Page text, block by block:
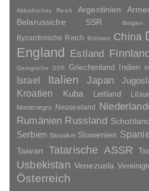
Akkadisches Reich Argentinien
Belarussiche SSR Belgien
Byzantinische Reich Böhmen China
England Estland
Georgische SSR
Griechenland Indien
Israel
Italien Japan
Kroatien Kuba Lettland
Montenegro Neuseeland
Rumänien Russland
Serbien Slowakei Slowenien
Taiwan Tatarische ASSR
Usbekistan Venezuela
Österreich